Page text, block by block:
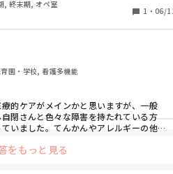
, 終末期, オペ室
1 ・ 06/
園・学校, 看護多機能
的ケアがメインかと思いますが、一般
閉さんと色々な障害を持たれている方
いました。てんかんやアレルギーの他
との連携をはかっていました。正直、
をもっと見る